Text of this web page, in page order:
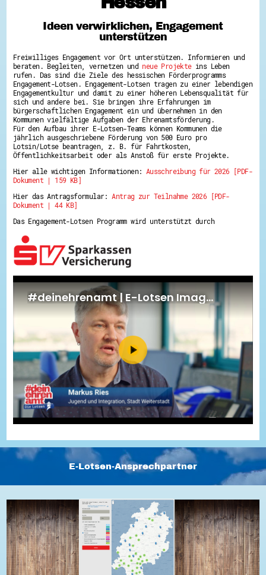
Hessen hilft Ukraine
Zeig uns dein Ehrenamt
Wettbewerb | Trikotwettbewerb
Wettbewerb | 80 Jahre Hessen - Engagement
mit Herz
8 Vereine x 80 Jahre x 1.000 €
Ausgezeichnete Projekte
Menschen des Respekts
SHARE IT: Teile deine Infos!
Gestalte dein Ehrenamt
Ehrenamts-Card Hessen
Engagement-Lotsen
Crowdfunding - Viele schaffen mehr
Ehrentag
Hessen engagiert - Digitale Themenabende
Kompetenznachweis Hessen
Service-Learning
Mach dich schlau
GEMA-Pakt
Di@-Lotsen in Hessen
Energiepreiskrise und Ehrenamt
Flüchtlingshilfe + Integration
Generationsübergreifend aktiv
Patenschaftsprojekte
Qualifizierung & Fortbildung
Stiftungen
Vereine, Spenden, Steuern - Gut zu Wissen
Versicherungsschutz
Wissenswertes rund um dein Ehrenamt
Zahlen, Daten, Fakten aus Hessen
Service
Suche
Downloads
Kontakt
Impressum
Barriere melden
Ideen verwirklichen, Engagement
unterstützen
Freiwilliges Engagement vor Ort unterstützen. Informieren und
beraten. Begleiten, vernetzen und neue Projekteins Leben
rufen. Das sind die Ziele des hessischen Förderprogramms
Engagement-Lotsen. Engagement-Lotsen tragen zu einer lebendigen
Engagementkultur und damit zu einer höheren Lebensqualität für
sich und andere bei. Sie bringen ihre Erfahrungen im
bürgerschaftlichen Engagement ein und übernehmen in den
Kommunen vielfältige Aufgaben der Ehrenamtsförderung.
Für den Aufbau ihrer E-Lotsen-Teams können Kommunen die
jährlich ausgeschriebene Förderung von 500 Euro pro
Lotsin/Lotse beantragen, z. B. für Fahrtkosten,
Öffentlichkeitsarbeit oder als Anstoß für erste Projekte.
Hier alle wichtigen Informationen: Ausschreibung für 2026 [PDF-
Dokument | 159 KB]
Hier das Antragsformular:Antrag zur Teilnahme 2026 [PDF-
Dokument | 44 KB]
Das Engagement-Lotsen Programm wird unterstützt durch
E-Lotsen-Ansprechpartner